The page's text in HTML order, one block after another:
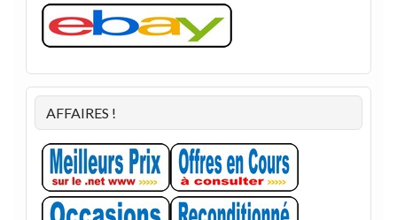
AFFAIRES !